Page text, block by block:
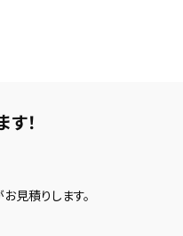
！
見積りします。